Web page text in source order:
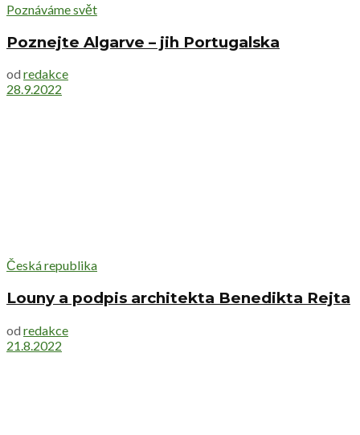
Poznáváme svět
Poznejte Algarve – jih Portugalska
od redakce
28.9.2022
Česká republika
Louny a podpis architekta Benedikta Rejta
od redakce
21.8.2022